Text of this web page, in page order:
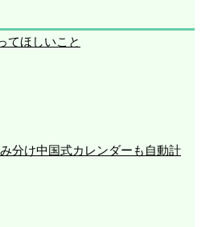
てほしいこと
分け中国式カレンダーも自動計